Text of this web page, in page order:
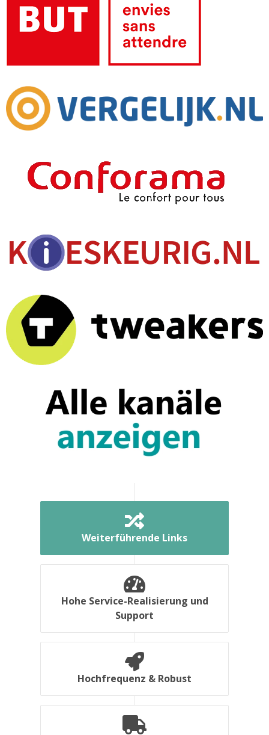
Weiterführende Links
Hohe Service-Realisierung und
Support
Hochfrequenz & Robust